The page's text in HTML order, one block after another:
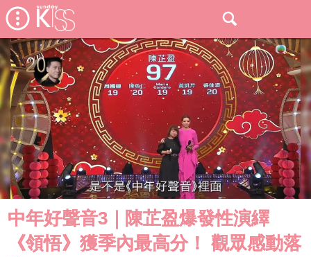
中年好聲音3｜陳芷盈爆發性演繹
《領悟》獲季內最高分！ 觀眾感動落